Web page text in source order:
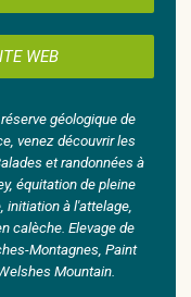
WEB
géologique de
venez découvrir les
et randonnées à
équitation de pleine
initiation à l'attelage,
calèche. Elevage de
Montagnes, Paint
Mountain.